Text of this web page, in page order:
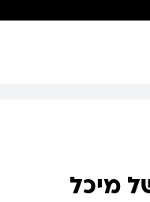
מיכל